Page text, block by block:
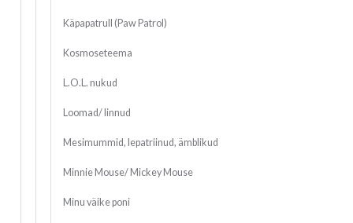
Käpapatrull (Paw Patrol)
Kosmoseteema
L.O.L. nukud
Loomad/ linnud
Mesimummid, lepatriinud, ämblikud
Minnie Mouse/ Mickey Mouse
Minu väike poni